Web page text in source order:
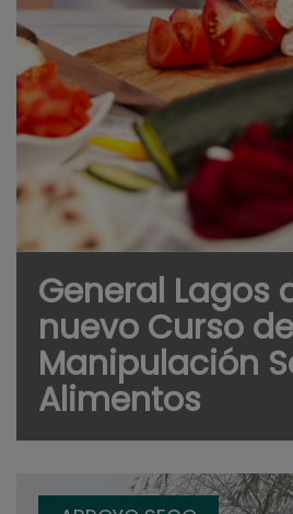
General Lagos
nuevo Curso de
Manipulación
Alimentos